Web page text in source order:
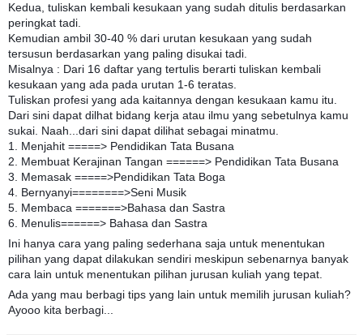
Kedua, tuliskan kembali kesukaan yang sudah ditulis berdasarkan
peringkat tadi.
Kemudian ambil 30-40 % dari urutan kesukaan yang sudah
tersusun berdasarkan yang paling disukai tadi.
Misalnya : Dari 16 daftar yang tertulis berarti tuliskan kembali
kesukaan yang ada pada urutan 1-6 teratas.
Tuliskan profesi yang ada kaitannya dengan kesukaan kamu itu.
Dari sini dapat dilhat bidang kerja atau ilmu yang sebetulnya kamu
sukai. Naah...dari sini dapat dilihat sebagai minatmu.
1. Menjahit =====> Pendidikan Tata Busana
2. Membuat Kerajinan Tangan ======> Pendidikan Tata Busana
3. Memasak =====>Pendidikan Tata Boga
4. Bernyanyi========>Seni Musik
5. Membaca =======>Bahasa dan Sastra
6. Menulis======> Bahasa dan Sastra
Ini hanya cara yang paling sederhana saja untuk menentukan
pilihan yang dapat dilakukan sendiri meskipun sebenarnya banyak
cara lain untuk menentukan pilihan jurusan kuliah yang tepat.
Ada yang mau berbagi tips yang lain untuk memilih jurusan kuliah?
Ayooo kita berbagi...